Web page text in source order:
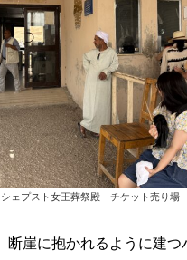
ェプスト女王葬祭殿 チケット売り場
断崖に抱かれるように建つ